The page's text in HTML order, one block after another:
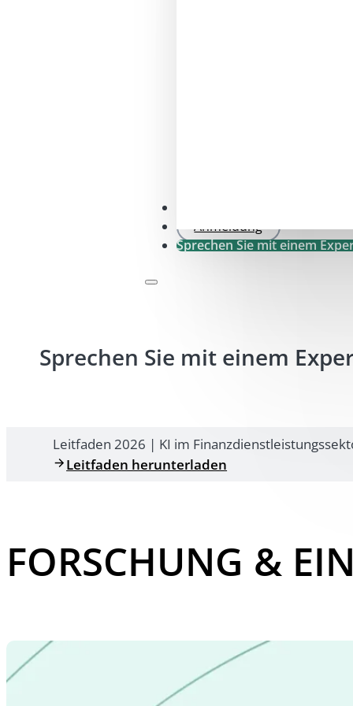
Anmeldung
Sprechen Sie mit einem
Sprechen Sie mit einem
Leitfaden 2026 | KI im
Leitfaden herunterladen
FORSCHUNG &